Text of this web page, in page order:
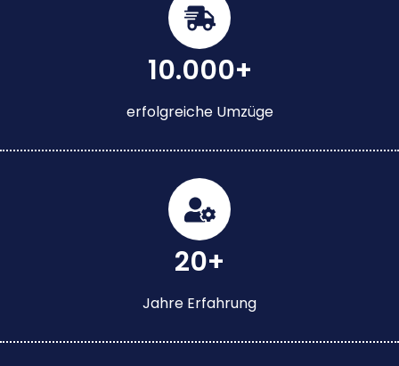
10.000+
erfolgreiche Umzüge
20+
Jahre Erfahrung